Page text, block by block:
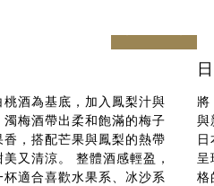
酒為基底，加入鳳梨汁與
梅酒帶出柔和飽滿的梅子
，搭配芒果與鳳梨的熱帶
又清涼。 整體酒感輕盈，
適合喜歡水果系、冰沙系
將
與
呈
格